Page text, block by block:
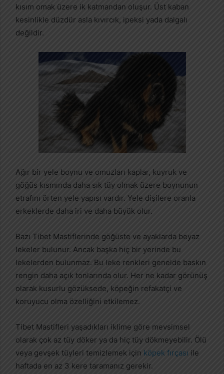
kısım omak üzere ik katmandan oluşur. Üst kaban
kesinlikle düzdür asla kıvırcık, ipeksi yada dalgalı
değildir.
Ağır bir yele boynu ve omuzları kaplar, kuyruk ve
göğüs kısmında daha sık tüy olmak üzere boynunun
etrafını örten yele yapısı vardır. Yele dişilere oranla
erkeklerde daha iri ve daha büyük olur.
Bazı Tibet Mastiflerinde göğüste ve ayaklarda beyaz
lekeler bulunur. Ancak başka hiç bir yerinde bu
lekelerden bulunmaz. Bu leke renkleri genelde baskın
rengin daha açık tonlarında olur. Her ne kadar görünüş
olarak kusurlu gözüksede, köpeğin refakatçi ve
koruyucu olma özelliğini etkilemez.
Tibet Mastifleri yaşadıkları iklime göre mevsimsel
olarak çok az tüy döker ya da hiç tüy dökmeyebilir. Ölü
veya gevşek tüyleri temizlemek için köpek fırçası ile
haftada en az 3 kere taramanız gerekir.